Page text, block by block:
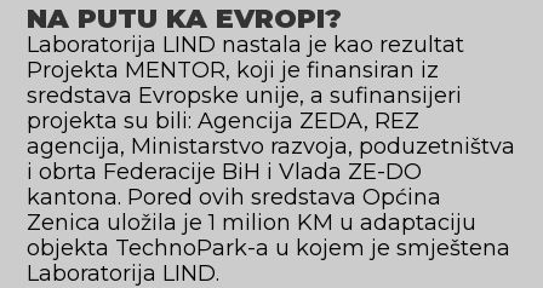
NA PUTU KA EVROPI?
Laboratorija LIND nastala je kao rezultat
Projekta MENTOR, koji je finansiran iz
sredstava Evropske unije, a sufinansijeri
projekta su bili: Agencija ZEDA, REZ
agencija, Ministarstvo razvoja, poduzetništva
i obrta Federacije BiH i Vlada ZE-DO
kantona. Pored ovih sredstava Općina
Zenica uložila je 1 milion KM u adaptaciju
objekta TechnoPark-a u kojem je smještena
Laboratorija LIND.